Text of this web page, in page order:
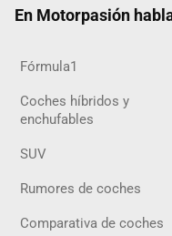
En Motorpasión
Fórmula1
Coches híbridos y
enchufables
SUV
Rumores de coches
Comparativa de coches